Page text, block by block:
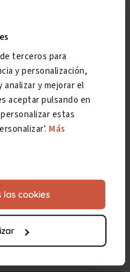
terceros para
y personalización,
y mejorar el
aceptar pulsando en
estas
Más
cookies